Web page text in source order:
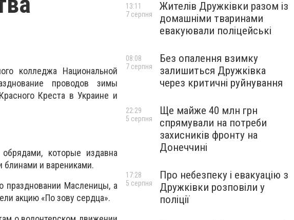
колледжа Национальной
проводов зимы
Креста в Украине и
которые издавна
блинами и варениками.
праздновании Масленицы, а
акцию «По зову сердца».
Жителів Дружківки разом із
домашніми тваринами
евакуювали поліцейські
13:11
7 серпня
Без опалення взимку
залишиться Дружківка
через критичні руйнування
08:08
7 серпня
Ще майже 40 млн грн
спрямували на потреби
захисників фронту на
Донеччині
22:29
5 серпня
Про небезпеку і евакуацію з
Дружківки розповіли у
поліції
17:28
5 серпня